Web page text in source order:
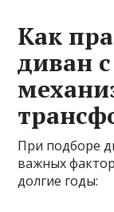
Как
диван
При подборе
важных
долгие годы: